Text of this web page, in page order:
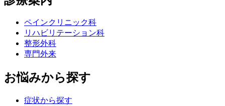
ペインクリニック科
リハビリテーション科
整形外科
専門外来
お悩みから探す
症状から探す